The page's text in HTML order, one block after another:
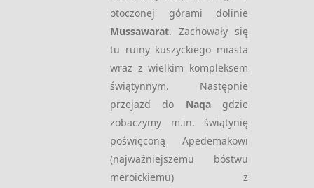
otoczonej górami dolinie
Mussawarat. Zachowały się
tu ruiny kuszyckiego miasta
wraz z wielkim kompleksem
świątynnym. Następnie
przejazd do Naqa gdzie
zobaczymy m.in. świątynię
poświęconą Apedemakowi
(najważniejszemu bóstwu
meroickiemu) z